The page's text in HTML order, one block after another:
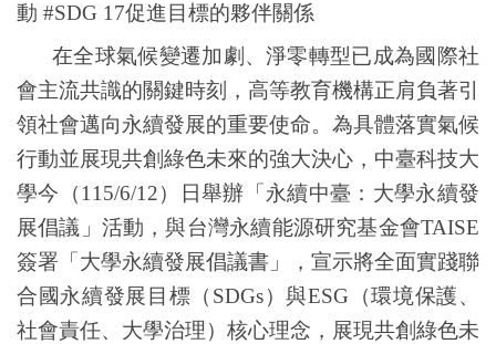
動 #SDG 17促進目標的夥伴關係
在全球氣候變遷加劇、淨零轉型已成為國際社
會主流共識的關鍵時刻，高等教育機構正肩負著引
領社會邁向永續發展的重要使命。為具體落實氣候
行動並展現共創綠色未來的強大決心，中臺科技大
學今（115/6/12）日舉辦「永續中臺：大學永續發
展倡議」活動，與台灣永續能源研究基金會TAISE
簽署「大學永續發展倡議書」，宣示將全面實踐聯
合國永續發展目標（ SDGs）與ESG （環境保護、
社會責任、大學治理）核心理念，展現共創綠色未